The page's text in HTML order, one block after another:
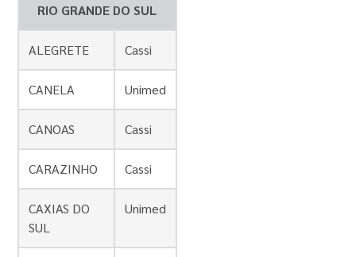
RIO GRANDE DO SUL
ALEGRETE Cassi
CANELA Unimed
CANOAS Cassi
CARAZINHO Cassi
CAXIAS DO
SUL
Unimed